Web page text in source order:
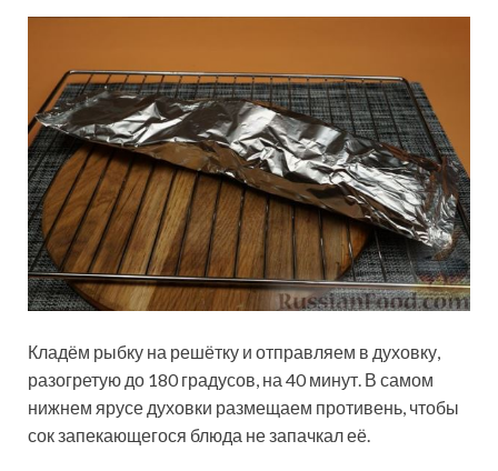
Кладём рыбку на решётку и отправляем в духовку,
разогретую до 180 градусов, на 40 минут. В самом
нижнем ярусе духовки размещаем противень, чтобы
сок запекающегося блюда не запачкал её.